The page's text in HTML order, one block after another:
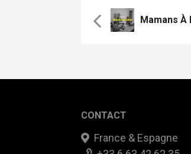
CONTACT
France & Espagne